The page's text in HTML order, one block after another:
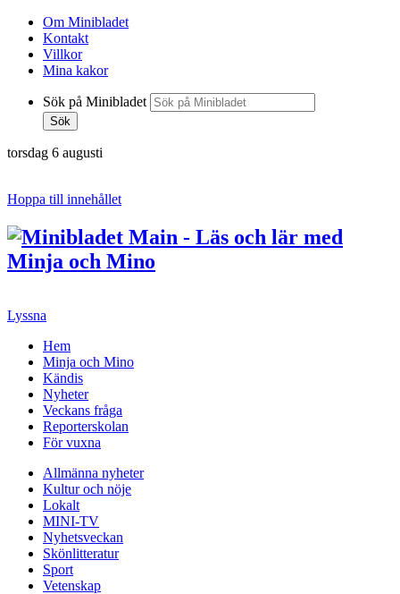
Om Minibladet
Kontakt
Villkor
Mina kakor
Sök på Minibladet
Sök
torsdag 6 augusti
Hoppa till innehållet
Lyssna
Hem
Minja och Mino
Kändis
Nyheter
Veckans fråga
Reporterskolan
För vuxna
Allmänna nyheter
Kultur och nöje
Lokalt
MINI-TV
Nyhetsveckan
Skönlitteratur
Sport
Vetenskap